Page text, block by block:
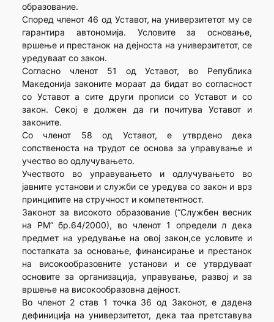
образование.
Според членот 46 од Уставот, на универзитетот му се
гарантира автономија. Условите за основање,
вршење и престанок на дејноста на универзитетот, се
уредуваат со закон.
Согласно членот 51 од Уставот, во Република
Македонија законите мораат да бидат во согласност
со Уставот а сите други прописи со Уставот и со
закон. Секој е должен да ги почитува Уставот и
законите.
Со членот 58 од Уставот, е утврдено дека
сопственоста на трудот се основа за управување и
учество во одлучувањето.
Учеството во управувањето и одлучувањето во
јавните установи и служби се уредува со закон и врз
принципите на стручност и компетентност.
Законот за високото образование (“Службен весник
на РМ” бр.64/2000), во членот 1 определи л дека
предмет на уредување на овој закон,се условите и
постапката за основање, финансирање и престанок
на високообразовните установи и се утврдуваат
основите за организација, управување, развој и за
вршење на високообразовна дејност.
Во членот 2 став 1 точка 36 од Законот, е дадена
дефиниција на универзитетот, дека таа претставува